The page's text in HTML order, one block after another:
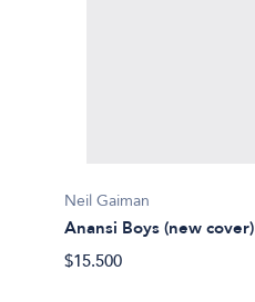
Neil Gaiman
Anansi Boys (new cover)
$15.500